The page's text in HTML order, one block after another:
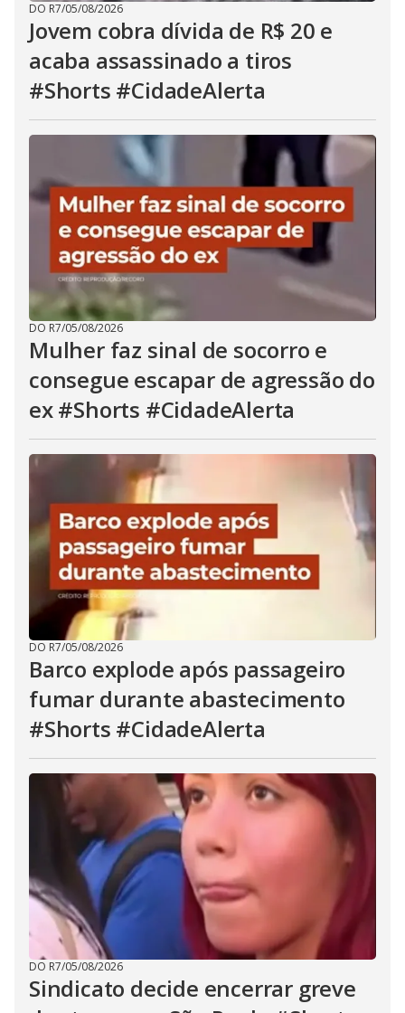
DO R7/05/08/2026
Jovem cobra dívida de R$ 20 e
acaba assassinado a tiros
#Shorts #CidadeAlerta
DO R7/05/08/2026
Mulher faz sinal de socorro e
consegue escapar de agressão do
ex #Shorts #CidadeAlerta
DO R7/05/08/2026
Barco explode após passageiro
fumar durante abastecimento
#Shorts #CidadeAlerta
DO R7/05/08/2026
Sindicato decide encerrar greve